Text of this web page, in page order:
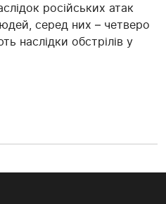
російських атак
серед них – четверо
наслідки обстрілів у